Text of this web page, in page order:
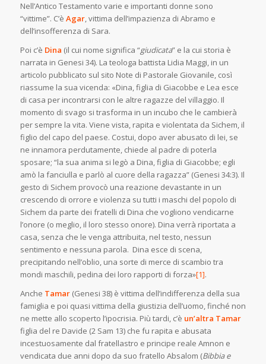
Nell’Antico Testamento varie e importanti donne sono
“vittime”. C’è Agar, vittima dell’impazienza di Abramo e
dell’insofferenza di Sara.
Poi c’è Dina (il cui nome significa “giudicata” e la cui storia è
narrata in Genesi 34). La teologa battista Lidia Maggi, in un
articolo pubblicato sul sito Note di Pastorale Giovanile, così
riassume la sua vicenda: «Dina, figlia di Giacobbe e Lea esce
di casa per incontrarsi con le altre ragazze del villaggio. Il
momento di svago si trasforma in un incubo che le cambierà
per sempre la vita. Viene vista, rapita e violentata da Sichem, il
figlio del capo del paese. Costui, dopo aver abusato di lei, se
ne innamora perdutamente, chiede al padre di poterla
sposare; “la sua anima si legò a Dina, figlia di Giacobbe; egli
amò la fanciulla e parlò al cuore della ragazza” (Genesi 34:3). Il
gesto di Sichem provocò una reazione devastante in un
crescendo di orrore e violenza su tutti i maschi del popolo di
Sichem da parte dei fratelli di Dina che vogliono vendicarne
l’onore (o meglio, il loro stesso onore). Dina verrà riportata a
casa, senza che le venga attribuita, nel testo, nessun
sentimento e nessuna parola. Dina esce di scena,
precipitando nell’oblio, una sorte di merce di scambio tra
mondi maschili, pedina dei loro rapporti di forza»[1].
Anche Tamar(Genesi 38) è vittima dell’indifferenza della sua
famiglia e poi quasi vittima della giustizia dell’uomo, finché non
ne mette allo scoperto l’ipocrisia. Più tardi, c’è un’altra Tamar
figlia del re Davide (2 Sam 13) che fu rapita e abusata
incestuosamente dal fratellastro e principe reale Amnon e
vendicata due anni dopo da suo fratello Absalom (Bibbia e